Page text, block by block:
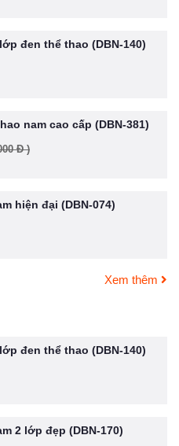
đen thể thao (DBN-140)
nam cao cấp (DBN-381)
Đ )
hiện đại (DBN-074)
Xem thêm
đen thể thao (DBN-140)
2 lớp đẹp (DBN-170)